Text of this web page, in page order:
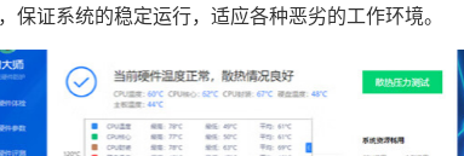
证系统的稳定运行，适应各种恶劣的工作环境。